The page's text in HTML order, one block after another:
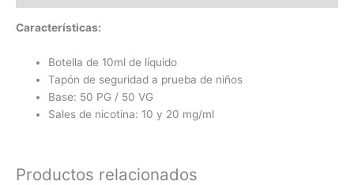
Características:
Botella de 10ml de líquido
Tapón de seguridad a prueba de niños
Base: 50 PG / 50 VG
Sales de nicotina: 10 y 20 mg/ml
Productos relacionados